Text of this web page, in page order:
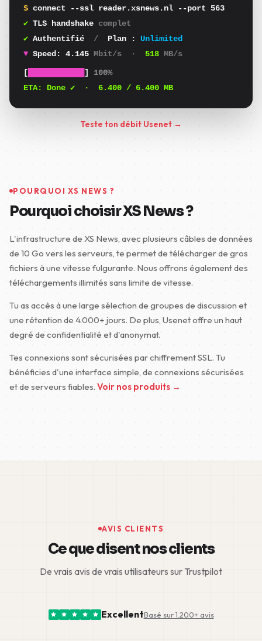
$ connect --ssl reader.xsnews.nl --port 563
✔ TLS handshake complet
✔ Authentifié / Plan : Unlimited
▼ Speed: 4.000 Mbit/s · 500 MB/s
[
] 100%
ETA: Done ✔ · 6.400 / 6.400 MB
Teste ton débit Usenet →
POURQUOI XS NEWS ?
Pourquoi choisir XS News ?
L'infrastructure de XS News, avec plusieurs câbles de données
de 10 Go vers les serveurs, te permet de télécharger de gros
fichiers à une vitesse fulgurante. Nous offrons également des
téléchargements illimités sans limite de vitesse.
Tu as accès à une large sélection de groupes de discussion et
une rétention de 4.000+ jours. De plus, Usenet offre un haut
degré de confidentialité et d'anonymat.
Tes connexions sont sécurisées par chiffrement SSL. Tu
bénéficies d'une interface simple, de connexions sécurisées
et de serveurs fiables. Voir nos produits →
AVIS CLIENTS
Ce que disent nos clients
De vrais avis de vrais utilisateurs sur Trustpilot
ExcellentBasé sur 1.200+ avis